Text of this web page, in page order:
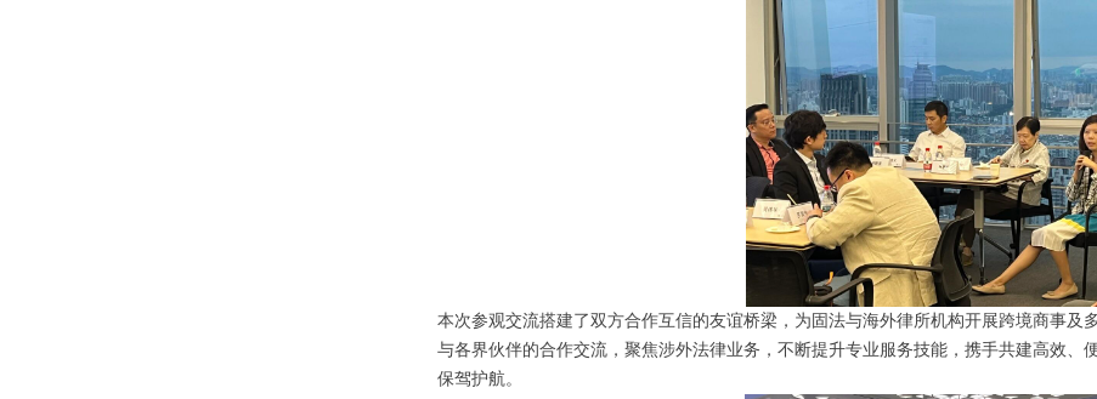
本次参观交流搭建了双方合作互信的友谊桥梁，为固法与海外律所机构开展跨境商事
与各界伙伴的合作交流，聚焦涉外法律业务，不断提升专业服务技能，携手共建高效、
保驾护航。